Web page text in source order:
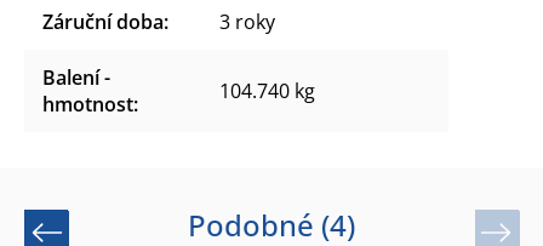
Záruční doba: 3 roky
Balení -
hmotnost: 104.740 kg
Podobné (4)
Previous Next